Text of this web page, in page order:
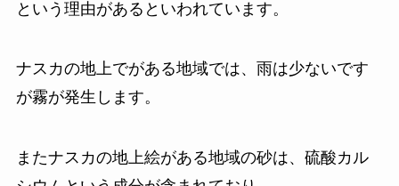
という理由があるといわれています。
ナスカの地上でがある地域では、雨は少ないです
が霧が発生します。
またナスカの地上絵がある地域の砂は、硫酸カル